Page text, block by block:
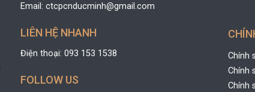
Email: ctcpcnducminh@gmail.com
LIÊN HỆ NHANH
Điện thoại: 093 153 1538
FOLLOW US
Chính
Chính
Chính